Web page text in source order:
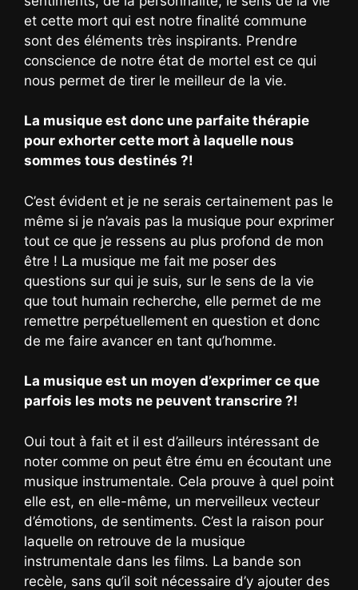
et cette mort qui est notre finalité commune
sont des éléments très inspirants. Prendre
conscience de notre état de mortel est ce qui
nous permet de tirer le meilleur de la vie.
La musique est donc une parfaite thérapie
pour exhorter cette mort à laquelle nous
sommes tous destinés ?!
C’est évident et je ne serais certainement pas le
même si je n’avais pas la musique pour exprimer
tout ce que je ressens au plus profond de mon
être ! La musique me fait me poser des
questions sur qui je suis, sur le sens de la vie
que tout humain recherche, elle permet de me
remettre perpétuellement en question et donc
de me faire avancer en tant qu’homme.
La musique est un moyen d’exprimer ce que
parfois les mots ne peuvent transcrire ?!
Oui tout à fait et il est d’ailleurs intéressant de
noter comme on peut être ému en écoutant une
musique instrumentale. Cela prouve à quel point
elle est, en elle-même, un merveilleux vecteur
d’émotions, de sentiments. C’est la raison pour
laquelle on retrouve de la musique
instrumentale dans les films. La bande son
recèle, sans qu’il soit nécessaire d’y ajouter des